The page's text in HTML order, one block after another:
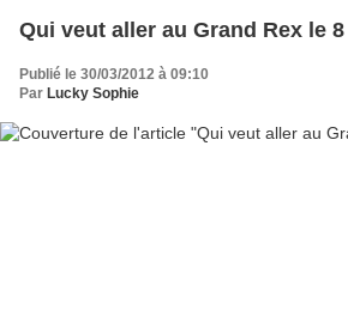
Qui veut aller au Grand Rex le
Publié le 30/03/2012 à 09:10
Par Lucky Sophie